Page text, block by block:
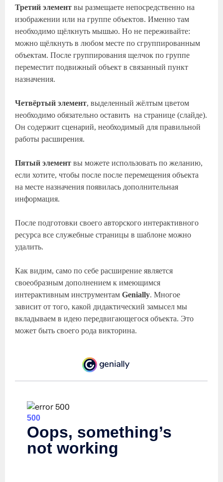
Третий элемент вы размещаете непосредственно на
изображении или на группе объектов. Именно там
необходимо щёлкнуть мышью. Но не переживайте:
можно щёлкнуть в любом месте по сгруппированным
объектам. После группирования щелчок по группе
переместит подвижный объект в связанный пункт
назначения.
Четвёртый элемент, выделенный жёлтым цветом
необходимо обязательно оставить на странице (слайде).
Он содержит сценарий, необходимый для правильной
работы расширения.
Пятый элемент вы можете использовать по желанию,
если хотите, чтобы после после перемещения объекта
на месте назначения появилась дополнительная
информация.
После подготовки своего авторского интерактивного
ресурса все служебные страницы в шаблоне можно
удалить.
Как видим, само по себе расширение является
своеобразным дополнением к имеющимся
интерактивным инструментамGenially. Многое
зависит от того, какой дидактический замысел мы
вкладываем в идею передвигающегося объекта. Это
может быть своего рода викторина.